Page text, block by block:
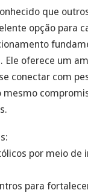
que
opção para
Ele oferece um
conectar com
por meio de
para